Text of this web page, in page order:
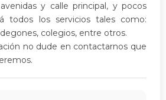
y calle principal, y pocos
todos los servicios tales como:
colegios, entre otros.
no dude en contactarnos que